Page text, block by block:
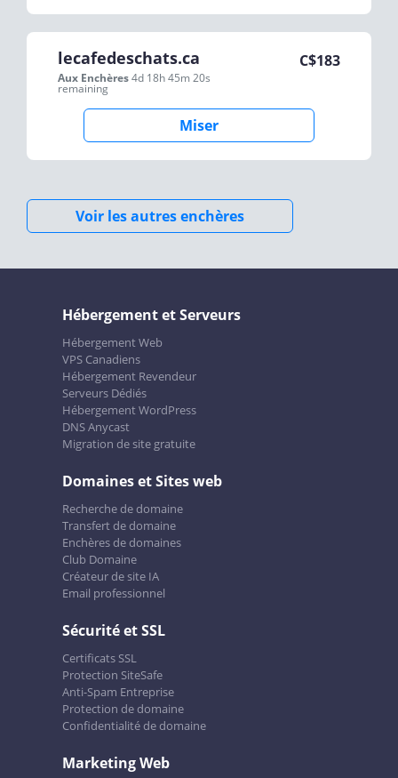
lecafedeschats.ca
Aux Enchères4d 18h 45m 20s
remaining
C$183
Miser
Voir les autres enchères
Hébergement et Serveurs
Hébergement Web
VPS Canadiens
Hébergement Revendeur
Serveurs Dédiés
Hébergement WordPress
DNS Anycast
Migration de site gratuite
Domaines et Sites web
Recherche de domaine
Transfert de domaine
Enchères de domaines
Club Domaine
Créateur de site IA
Email professionnel
Sécurité et SSL
Certificats SSL
Protection SiteSafe
Anti-Spam Entreprise
Protection de domaine
Confidentialité de domaine
Marketing Web